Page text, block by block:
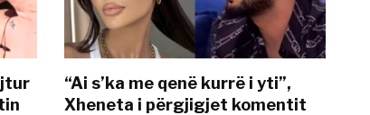
“Ai s’ka me qenë kurrë i yti”,
Xheneta i përgjigjet komentit